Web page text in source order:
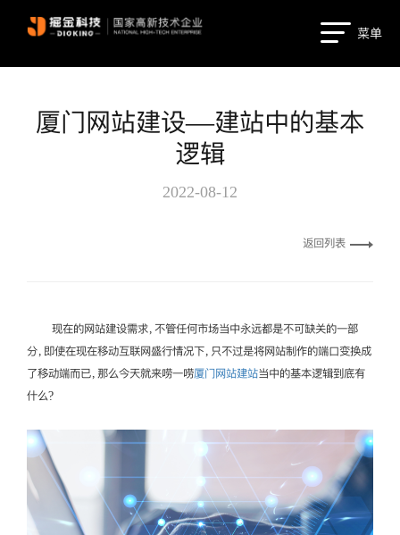
菜单
厦门网站建设—建站中的基本
逻辑
2022-08-12
返回列表
现在的网站建设需求，不管任何市场当中永远都是不可缺关的一部
分，即使在现在移动互联网盛行情况下，只不过是将网站制作的端口变换成
了移动端而已，那么今天就来唠一唠厦门网站建站当中的基本逻辑到底有
什么?